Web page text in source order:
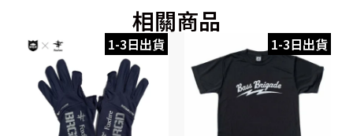
相關商品
1-3日出貨 1-3日出貨